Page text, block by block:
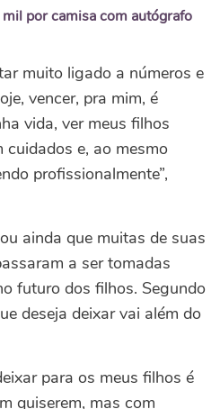
por camisa com autógrafo
muito ligado a números e
vencer, pra mim, é
vida, ver meus filhos
cuidados e, ao mesmo
profissionalmente”,
ainda que muitas de suas
a ser tomadas
futuro dos filhos. Segundo
deseja deixar vai além do
para os meus filhos é
quiserem, mas com